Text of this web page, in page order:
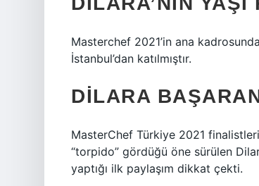
Masterchef 2021’in ana
İstanbul’dan katılmıştır.
DILARA
MasterChef Türkiye 2021
“torpido” gördüğü öne sürülen
yaptığı ilk paylaşım dikkat çekti.